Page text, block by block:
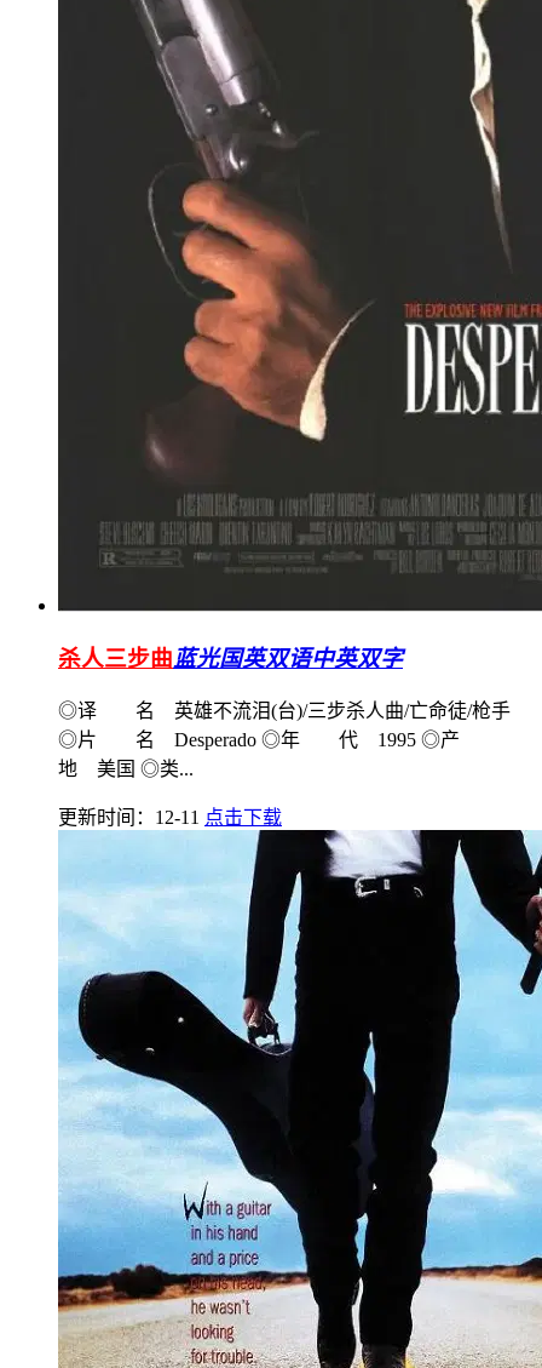
杀人三步曲蓝光国英双语中英双字
◎译 名 英雄不流泪(台)/三步杀人曲/亡命徒/枪手
◎片 名 Desperado ◎年 代 1995 ◎产
地 美国 ◎类...
更新时间：12-11 点击下载